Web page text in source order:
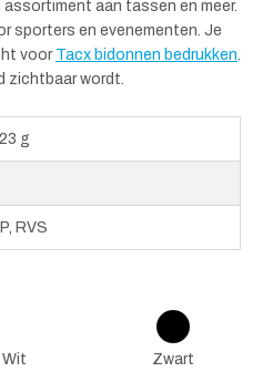
assortiment aan tassen en meer.
sporters en evenementen. Je
voor Tacx bidonnen bedrukken
zichtbaar wordt.
g
RVS
Wit Zwart